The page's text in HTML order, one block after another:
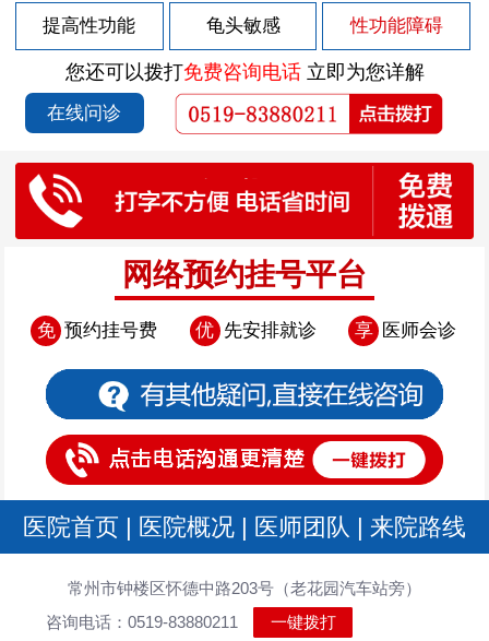
提高性功能 龟头敏感 性功能障碍
您还可以拨打免费咨询电话立即为您详解
在线问诊
网络预约挂号平台
免 预约挂号费 优 先安排就诊 享 医师会诊
医院首页 | 医院概况 | 医师团队 | 来院路线
常州市钟楼区怀德中路203号（老花园汽车站旁）
咨询电话：0519-83880211
一键拨打